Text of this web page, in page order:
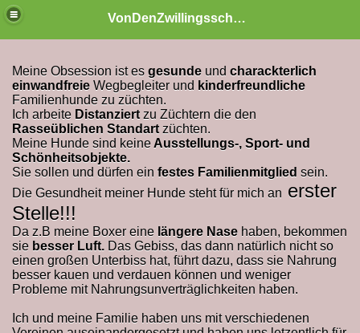
VonDenZwillingsschaetzen
Meine Obsession ist es gesunde und charackterlich
einwandfreie Wegbegleiter und kinderfreundliche
Familienhunde zu züchten.
Ich arbeite Distanziert zu Züchtern die den
Rasseüblichen Standart züchten.
Meine Hunde sind keine Ausstellungs-, Sport- und
Schönheitsobjekte.
Sie sollen und dürfen ein festes Familienmitglied sein.
Die Gesundheit meiner Hunde steht für mich an erster
Stelle!!!
Da z.B meine Boxer eine längere Nase haben, bekommen
sie besser Luft. Das Gebiss, das dann natürlich nicht so
einen großen Unterbiss hat, führt dazu, dass sie Nahrung
besser kauen und verdauen können und weniger
Probleme mit Nahrungsunverträglichkeiten haben.
Ich und meine Familie haben uns mit verschiedenen